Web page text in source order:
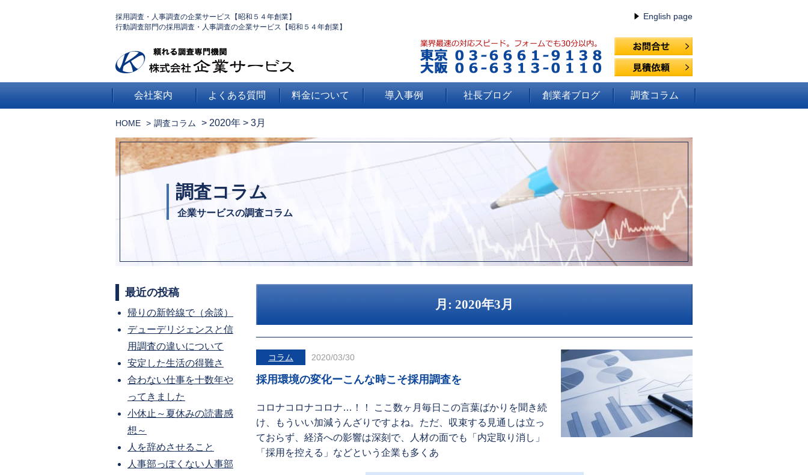
English page
採用調査・人事調査の企業サービス【昭和５４年創業】
行動調査部門の採用調査・人事調査の企業サービス【昭和５４年創業】
会社案内 よくある質問 料金について 導入事例 社長ブログ 創業者ブログ 調査コラム
HOME 調査コラム > 2020年 > 3月
調査コラム
企業サービスの調査コラム
月: 2020年3月
コラム 2020/03/30
採用環境の変化ーこんな時こそ採用調査を
コロナコロナコロナ…！！ ここ数ヶ月毎日この言葉ばかりを聞き続
け、もういい加減うんざりですよね。ただ、収束する見通しは立っ
ておらず、経済への影響は深刻で、人材の面でも「内定取り消し」
「採用を控える」などという企業も多くあ
最近の投稿
帰りの新幹線で（余談）
デューデリジェンスと信
用調査の違いについて
安定した生活の得難さ
合わない仕事を十数年や
ってきました
小休止～夏休みの読書感
想～
人を辞めさせること
人事部っぽくない人事部